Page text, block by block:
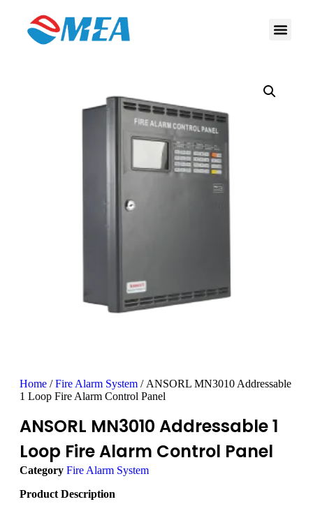
Home /Fire Alarm System / ANSORL MN3010 Addressable
1 Loop Fire Alarm Control Panel
ANSORL MN3010 Addressable 1
Loop Fire Alarm Control Panel
Category Fire Alarm System
Product Description